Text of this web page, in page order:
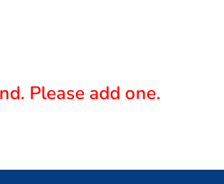
Please add one.